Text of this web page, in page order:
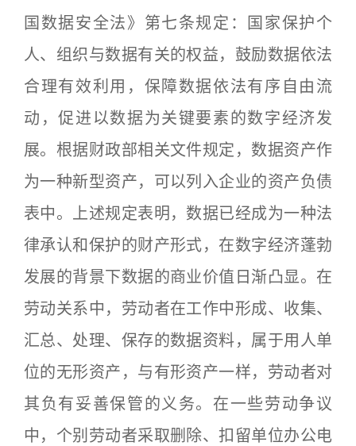
国数据安全法》第七条规定：国家保护个
人、组织与数据有关的权益，鼓励数据依法
合理有效利用，保障数据依法有序自由流
动，促进以数据为关键要素的数字经济发
展。根据财政部相关文件规定，数据资产作
为一种新型资产，可以列入企业的资产负债
表中。上述规定表明，数据已经成为一种法
律承认和保护的财产形式，在数字经济蓬勃
发展的背景下数据的商业价值日渐凸显。在
劳动关系中，劳动者在工作中形成、收集、
汇总、处理、保存的数据资料，属于用人单
位的无形资产，与有形资产一样，劳动者对
其负有妥善保管的义务。在一些劳动争议
中，个别劳动者采取删除、扣留单位办公电